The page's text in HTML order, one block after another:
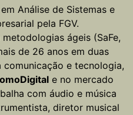
Análise de Sistemas e
pela FGV.
ágeis (SaFe,
de 26 anos em duas
e tecnologia,
e no mercado
com áudio e música
diretor musical